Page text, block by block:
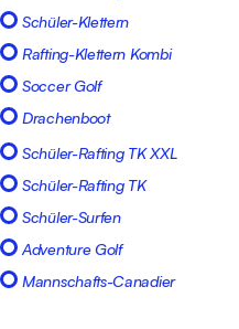
Schüler-Klettern
Rafting-Klettern Kombi
Soccer Golf
Drachenboot
Schüler-Rafting TK XXL
Schüler-Rafting TK
Schüler-Surfen
Adventure Golf
Mannschafts-Canadier